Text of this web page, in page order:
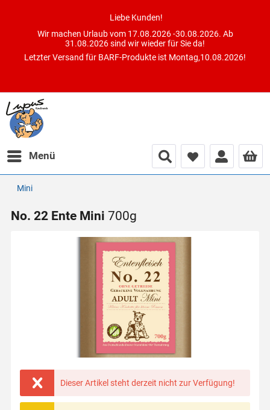
Liebe Kunden!
Wir machen Urlaub vom 17.08.2026 -30.08.2026. Ab
31.08.2026 sind wir wieder für Sie da!
Letzter Versand für BARF-Produkte ist Montag,10.08.2026!
Menü
Mini
No. 22 Ente Mini 700g
Dieser Artikel steht derzeit nicht zur Verfügung!